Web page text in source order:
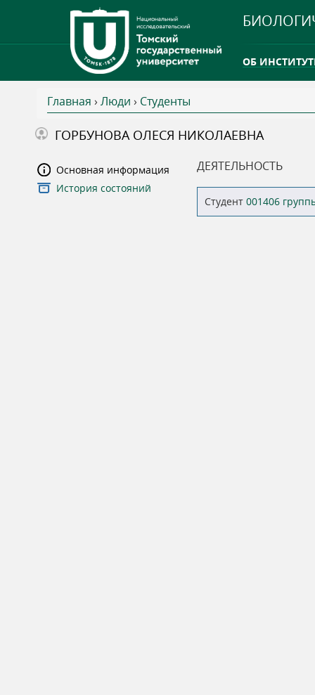
ОБ
ТГУ ОТКРЫЛ
В
ы
з
Главная › Люди › Студенты
ГОРБУНОВА ОЛЕСЯ НИКОЛАЕВНА
Основная информация
История состояний
ДЕЯТЕЛЬНОСТЬ
Студент 001406